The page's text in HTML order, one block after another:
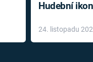
Hudební
léky
24. listopadu